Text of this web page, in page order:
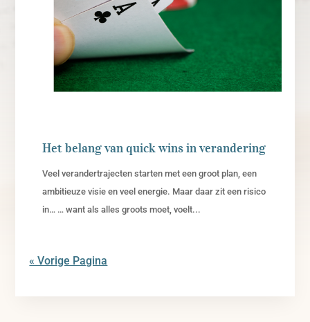
Het belang van quick wins in verandering
Veel verandertrajecten starten met een groot plan, een
ambitieuze visie en veel energie. Maar daar zit een risico
in… … want als alles groots moet, voelt...
« Vorige Pagina